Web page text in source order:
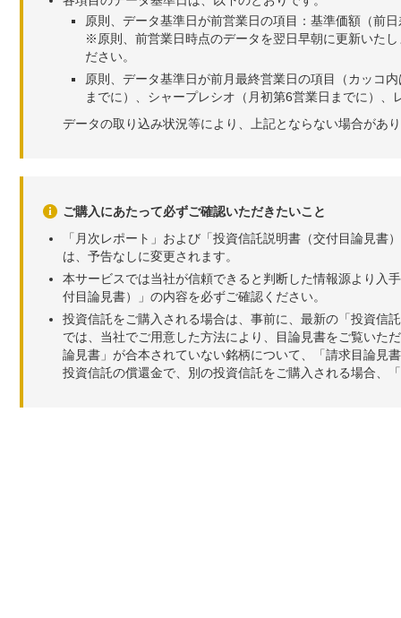
原則、データ基準日が前営業日の項目：基準価額（前
※原則、前営業日時点のデータを翌日早朝に更新いた
ださい。
原則、データ基準日が前月最終営業日の項目（カッコ
までに）、シャープレシオ（月初第6営業日までに）
データの取り込み状況等により、上記とならない場合があ
ご購入にあたって必ずご確認いただきたいこと
「月次レポート」および「投資信託説明書（交付目論見
は、予告なしに変更されます。
本サービスでは当社が信頼できると判断した情報源より入
付目論見書）」の内容を必ずご確認ください。
投資信託をご購入される場合は、事前に、最新の「投資信
では、当社でご用意した方法により、目論見書をご覧いた
論見書」が合本されていない銘柄について、「請求目論見
投資信託の償還金で、別の投資信託をご購入される場合、